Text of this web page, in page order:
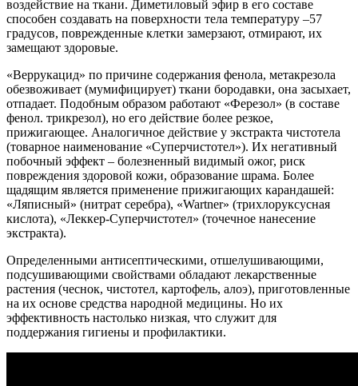
воздействие на ткани. Диметиловый эфир в его составе
способен создавать на поверхности тела температуру –57
градусов, поврежденные клетки замерзают, отмирают, их
замещают здоровые.
«Веррукацид» по причине содержания фенола, метакрезола
обезвоживает (мумифицирует) ткани бородавки, она засыхает,
отпадает. Подобным образом работают «Ферезол» (в составе
фенол. трикрезол), но его действие более резкое,
прижигающее. Аналогичное действие у экстракта чистотела
(товарное наименование «Суперчистотел»). Их негативный
побочный эффект – болезненный видимый ожог, риск
повреждения здоровой кожи, образование шрама. Более
щадящим является применение прижигающих карандашей:
«Ляписный» (нитрат серебра), «Wartner» (трихлоруксусная
кислота), «Леккер-Суперчистотел» (точечное нанесение
экстракта).
Определенными антисептическими, отшелушивающими,
подсушивающими свойствами обладают лекарственные
растения (чеснок, чистотел, картофель, алоэ), приготовленные
на их основе средства народной медицины. Но их
эффективность настолько низкая, что служит для
поддержания гигиены и профилактики.